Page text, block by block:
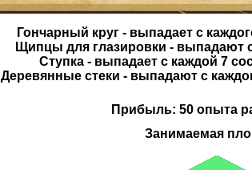
Гончарный круг - выпадает с
Щипцы для глазировки - выпадают
Ступка - выпадает с каждой 7
Деревянные стеки - выпадают с
Прибыль: 50 опыта
Занимаемая